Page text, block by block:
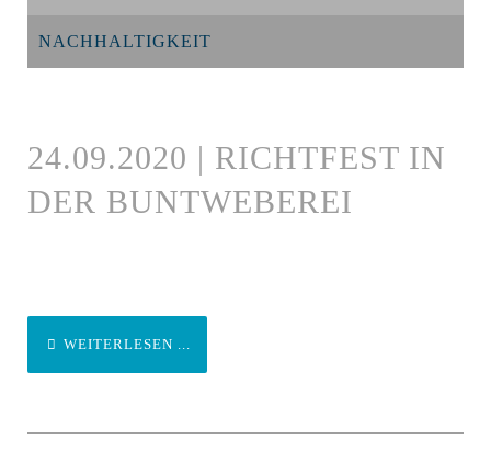
NACHHALTIGKEIT
24.09.2020 | RICHTFEST IN
DER BUNTWEBEREI
WEITERLESEN ...